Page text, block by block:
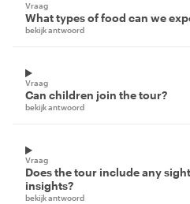
Vraag
What types of food can we
bekijk antwoord
Vraag
Can children join the tour?
bekijk antwoord
Vraag
Does the tour include any
insights?
bekijk antwoord